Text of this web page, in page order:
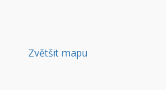
Zvětšit mapu